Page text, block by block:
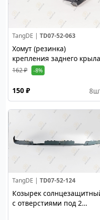
TangDE | TD07-52-063
Хомут (резинка)
крепления заднего крыла
162 ₽ -8%
150 ₽ 8
TangDE | TD07-52-124
Козырек
с отверстиями под 2